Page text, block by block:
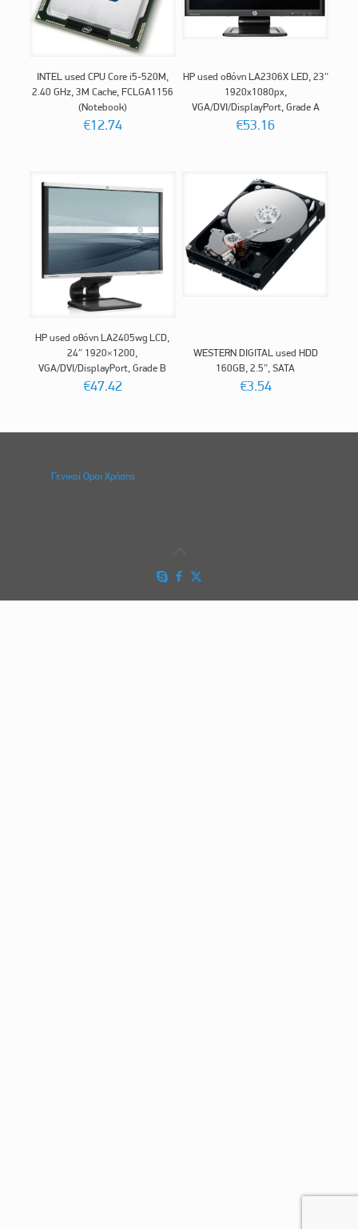
INTEL used CPU Core i5-520M,
2.40 GHz, 3M Cache, FCLGA1156
(Notebook)
€12.74
HP used οθόνη LA2306X LED, 23″
1920x1080px,
VGA/DVI/DisplayPort, Grade A
€53.16
HP used οθόνη LA2405wg LCD,
24″ 1920×1200,
VGA/DVI/DisplayPort, Grade B
€47.42
WESTERN DIGITAL used HDD
160GB, 2.5″, SATA
€3.54
Γενικοί Οροι Χρήσης